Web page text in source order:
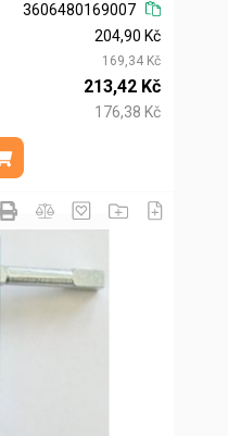
3606480169007
204,90 Kč
169,34 Kč
213,42 Kč
176,38 Kč
ks
Přidat do košíku